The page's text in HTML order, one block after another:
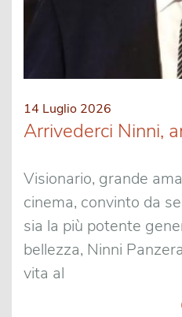
14 Luglio 2026
Arrivederci Ninni,
Visionario, grande
cinema, convinto da
sia la più potente
bellezza, Ninni
vita al